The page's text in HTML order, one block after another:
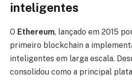
inteligentes
O Ethereum, lançado em 2015
primeiro blockchain a
inteligentes em larga escala.
consolidou como a principal